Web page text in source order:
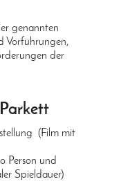
genannten
Vorführungen,
der
(Film mit
Person und
Spieldauer)